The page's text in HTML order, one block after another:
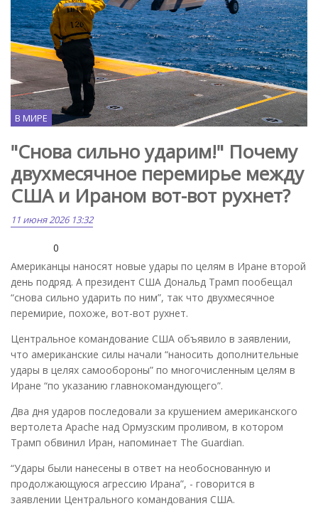
В МИРЕ
"Снова сильно ударим!" Почему
двухмесячное перемирье между
США и Ираном вот-вот рухнет?
11 июня 2026 13:32
0
Американцы наносят новые удары по целям в Иране второй
день подряд. А президент США Дональд Трамп пообещал
“снова сильно ударить по ним”, так что двухмесячное
перемирие, похоже, вот-вот рухнет.
Центральное командование США объявило в заявлении,
что американские силы начали “наносить дополнительные
удары в целях самообороны” по многочисленным целям в
Иране “по указанию главнокомандующего”.
Два дня ударов последовали за крушением американского
вертолета Apache над Ормузским проливом, в котором
Трамп обвинил Иран, напоминает The Guardian.
“Удары были нанесены в ответ на необоснованную и
продолжающуюся агрессию Ирана”, - говорится в
заявлении Центрального командования США.